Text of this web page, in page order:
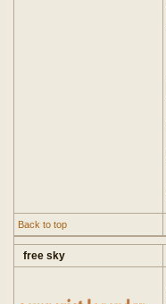
Back to top
free sky